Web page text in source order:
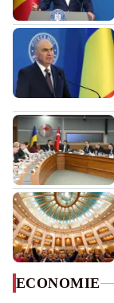
ECONOMIE